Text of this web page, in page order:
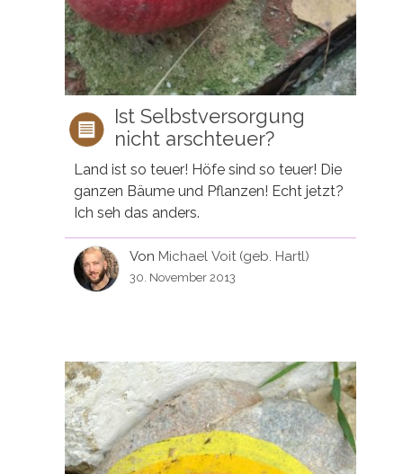
Ist Selbstversorgung
nicht arschteuer?
Land ist so teuer! Höfe sind so teuer! Die
ganzen Bäume und Pflanzen! Echt jetzt?
Ich seh das anders.
Von Michael Voit (geb. Hartl)
30. November 2013